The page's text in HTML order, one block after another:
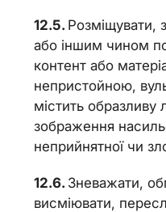
Розміщувати,
або іншим чином
контент або
непристойною,
містить образливу
зображення
неприйнятної чи
Зневажати,
висміювати,